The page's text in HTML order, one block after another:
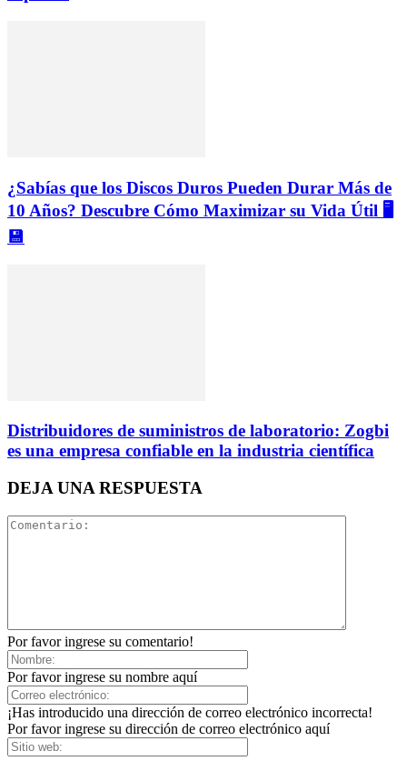
¿Sabías que los Discos Duros Pueden Durar Más de
10 Años? Descubre Cómo Maximizar su Vida Útil 🖥️
💾
Distribuidores de suministros de laboratorio: Zogbi
es una empresa confiable en la industria científica
DEJA UNA RESPUESTA
Por favor ingrese su comentario!
Por favor ingrese su nombre aquí
¡Has introducido una dirección de correo electrónico incorrecta!
Por favor ingrese su dirección de correo electrónico aquí